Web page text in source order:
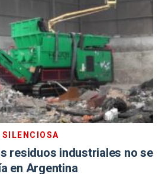
residuos industriales no se
en Argentina